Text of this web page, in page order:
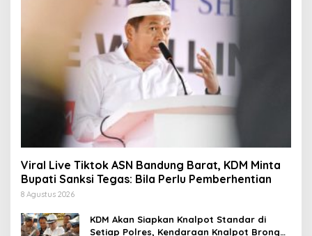
Viral Live Tiktok ASN Bandung Barat, KDM Minta
Bupati Sanksi Tegas: Bila Perlu Pemberhentian
8 Agustus 2026
KDM Akan Siapkan Knalpot Standar di
Setiap Polres, Kendaraan Knalpot Brong